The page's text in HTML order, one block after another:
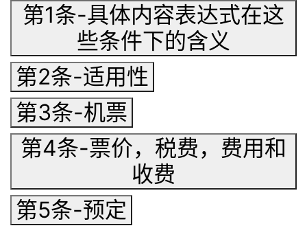
第1条-具体内容表达式在这
些条件下的含义
第2条-适用性
第3条-机票
第4条-票价，税费，费用和
收费
第5条-预定